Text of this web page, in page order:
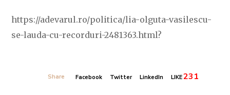
https://adevarul.ro/politica/lia-olguta-vasilescu-
se-lauda-cu-recorduri-2481363.html?
Share Facebook Twitter LinkedIn LIKE231